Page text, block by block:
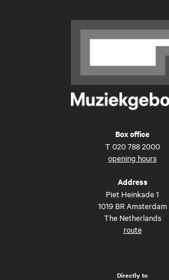
Box office
T 020 788 2000
opening hours
Address
Piet Heinkade 1
1019 BR Amsterdam
The Netherlands
route
Directly to